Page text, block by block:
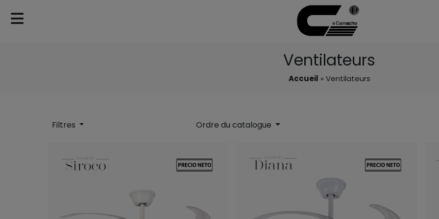
Ventilateurs
Accueil » Ventilateurs
Filtres Ordre du catalogue